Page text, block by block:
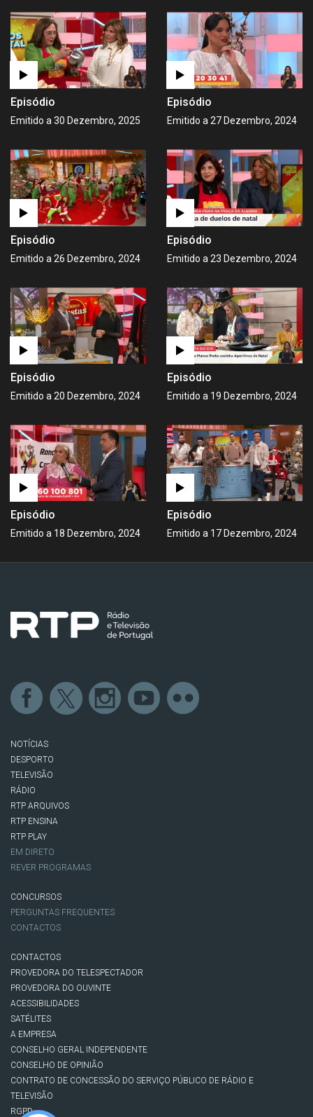
Episódio
Emitido a 30 Dezembro, 2025
Episódio
Emitido a 27 Dezembro, 2024
Episódio
Emitido a 26 Dezembro, 2024
Episódio
Emitido a 23 Dezembro, 2024
Episódio
Emitido a 20 Dezembro, 2024
Episódio
Emitido a 19 Dezembro, 2024
Episódio
Emitido a 18 Dezembro, 2024
Episódio
Emitido a 17 Dezembro, 2024
NOTÍCIAS
DESPORTO
TELEVISÃO
RÁDIO
RTP ARQUIVOS
RTP ENSINA
RTP PLAY
EM DIRETO
REVER PROGRAMAS
CONCURSOS
PERGUNTAS FREQUENTES
CONTACTOS
CONTACTOS
PROVEDORA DO TELESPECTADOR
PROVEDORA DO OUVINTE
ACESSIBILIDADES
SATÉLITES
A EMPRESA
CONSELHO GERAL INDEPENDENTE
CONSELHO DE OPINIÃO
CONTRATO DE CONCESSÃO DO SERVIÇO PÚBLICO DE RÁDIO E
TELEVISÃO
RGPD